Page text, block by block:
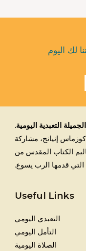
لك اليوم
التعبدية اليومية.
إنيانج، مشاركة
الكتاب المقدس من
التي قدمها الرب يسوع.
Useful Links
التعبدي اليومي
التأمل اليومي
الصلاة اليومية